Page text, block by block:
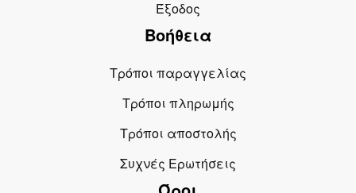
Έξοδος
Βοήθεια
Τρόποι παραγγελίας
Τρόποι πληρωμής
Τρόποι αποστολής
Συχνές Ερωτήσεις